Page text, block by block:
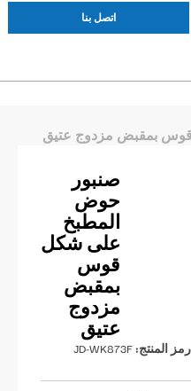
اتصل بنا
بمقبض مزدوج عتيق
صنبور
حوض
المطبخ
على شكل
قوس
بمقبض
مزدوج
عتيق
رمز المنتج:JD-WK873F